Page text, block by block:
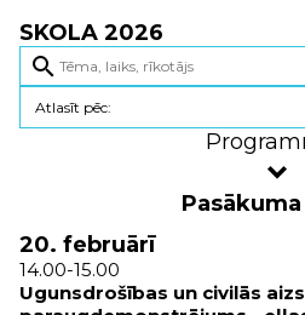
SKOLA 2026
search
20. februārī
14.00-15.00
Ugunsdrošības un civilās